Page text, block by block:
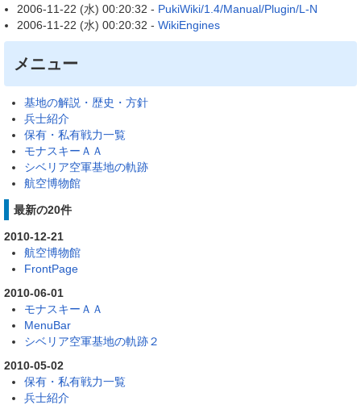
2006-11-22 (水) 00:20:32 - PukiWiki/1.4/Manual/Plugin/L-N
2006-11-22 (水) 00:20:32 - WikiEngines
メニュー
基地の解説・歴史・方針
兵士紹介
保有・私有戦力一覧
モナスキーＡＡ
シベリア空軍基地の軌跡
航空博物館
最新の20件
2010-12-21
航空博物館
FrontPage
2010-06-01
モナスキーＡＡ
MenuBar
シベリア空軍基地の軌跡２
2010-05-02
保有・私有戦力一覧
兵士紹介